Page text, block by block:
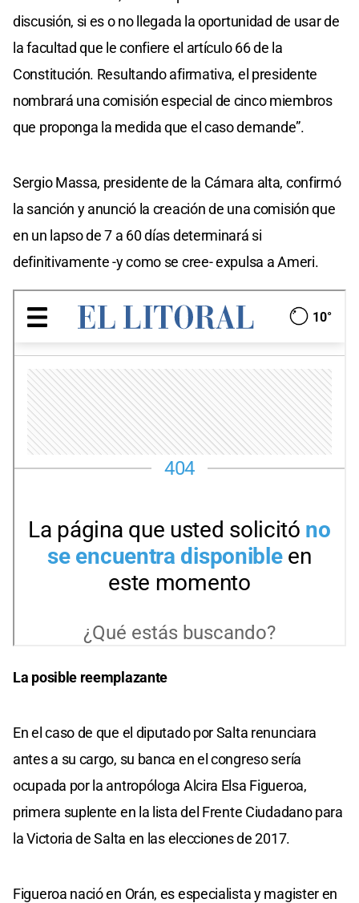
discusión, si es o no llegada la oportunidad de usar de
la facultad que le confiere el artículo 66 de la
Constitución. Resultando afirmativa, el presidente
nombrará una comisión especial de cinco miembros
que proponga la medida que el caso demande”.
Sergio Massa, presidente de la Cámara alta, confirmó
la sanción y anunció la creación de una comisión que
en un lapso de 7 a 60 días determinará si
definitivamente -y como se cree- expulsa a Ameri.
La posible reemplazante
En el caso de que el diputado por Salta renunciara
antes a su cargo, su banca en el congreso sería
ocupada por la antropóloga Alcira Elsa Figueroa,
primera suplente en la lista del Frente Ciudadano para
la Victoria de Salta en las elecciones de 2017.
Figueroa nació en Orán, es especialista y magister en